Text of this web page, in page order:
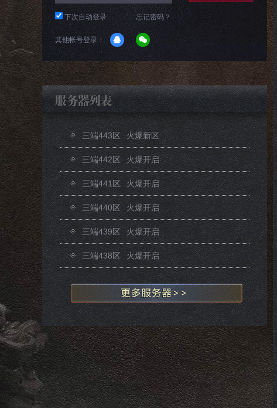
下次自动登录 忘记密码？
其他帐号登录：
三端443区 火爆新区
三端442区 火爆开启
三端441区 火爆开启
三端440区 火爆开启
三端439区 火爆开启
三端438区 火爆开启